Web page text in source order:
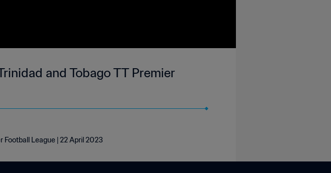
and Tobago TT Premier
Football League | 22 April 2023